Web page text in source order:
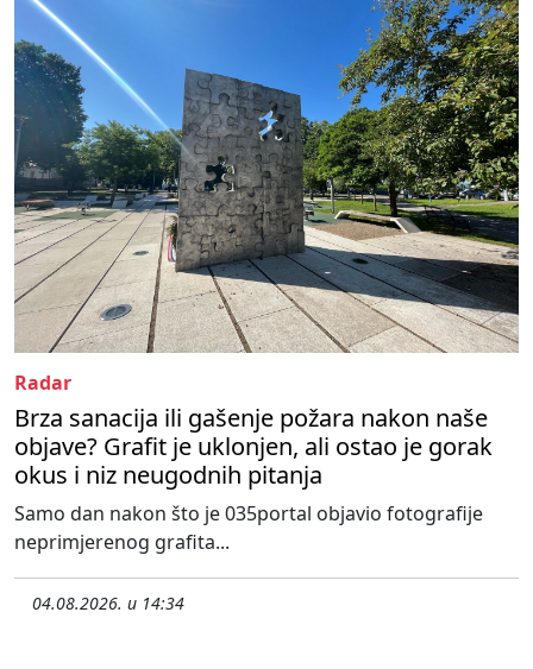
Radar
Brza sanacija ili gašenje požara nakon naše
objave? Grafit je uklonjen, ali ostao je gorak
okus i niz neugodnih pitanja
Samo dan nakon što je 035portal objavio fotografije
neprimjerenog grafita...
04.08.2026. u 14:34